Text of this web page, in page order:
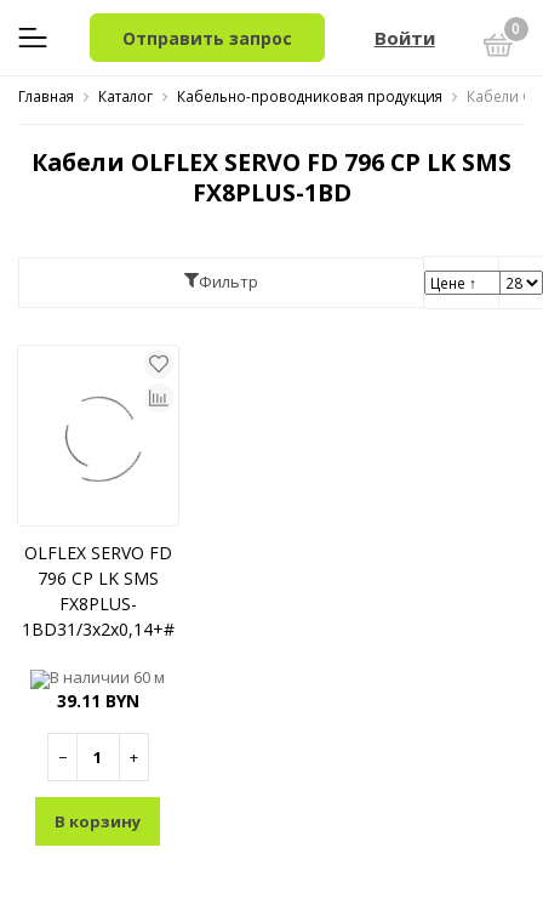
Отправить запрос Войти 0
Главная Каталог Кабельно-проводниковая продукция Кабели
Кабели OLFLEX SERVO FD 796 CP LK SMS
FX8PLUS-1BD
Фильтр
OLFLEX SERVO FD
796 CP LK SMS
FX8PLUS-
1BD31/3x2x0,14+#
В наличии 60 м
39.11 BYN
− +
В корзину